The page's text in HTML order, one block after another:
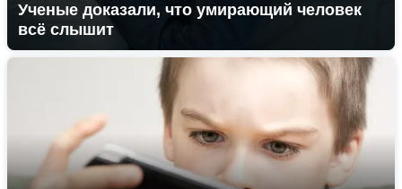
Ученые доказали, что умирающий человек
всё слышит